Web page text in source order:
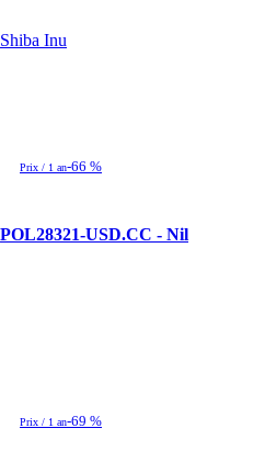
Shiba Inu
Prix / 1 an-66 %
POL28321-USD.CC - Nil
Prix / 1 an-69 %